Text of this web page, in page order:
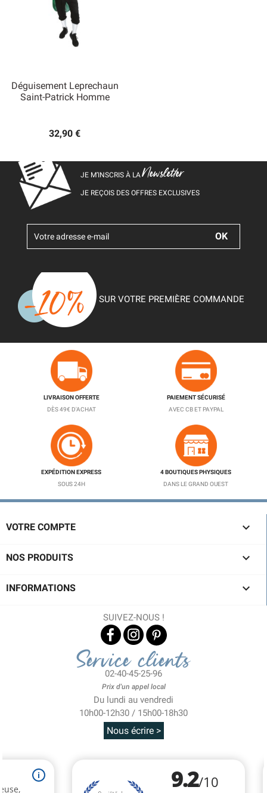
Déguisement Leprechaun
Saint-Patrick Homme
32,90 €
JE M’INSCRIS À LANewsletter
JE REÇOIS DES OFFRES EXCLUSIVES
SUR VOTRE PREMIÈRE COMMANDE
LIVRAISON OFFERTE
DÈS 49€ D'ACHAT
PAIEMENT SÉCURISÉ
AVEC CB ET PAYPAL
EXPÉDITION EXPRESS
SOUS 24H
4 BOUTIQUES PHYSIQUES
DANS LE GRAND OUEST
VOTRE COMPTE 
NOS PRODUITS 
INFORMATIONS 
SUIVEZ-NOUS !
Service clients
02-40-45-25-96
Prix d'un appel local
Du lundi au vendredi
10h00-12h30 / 15h00-18h30
Nous écrire >